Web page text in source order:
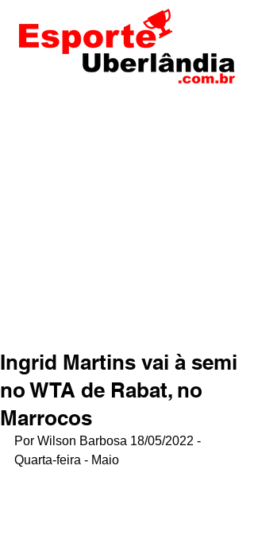
Ingrid Martins vai à semi
no WTA de Rabat, no
Marrocos
Por Wilson Barbosa 18/05/2022 -
Quarta-feira - Maio